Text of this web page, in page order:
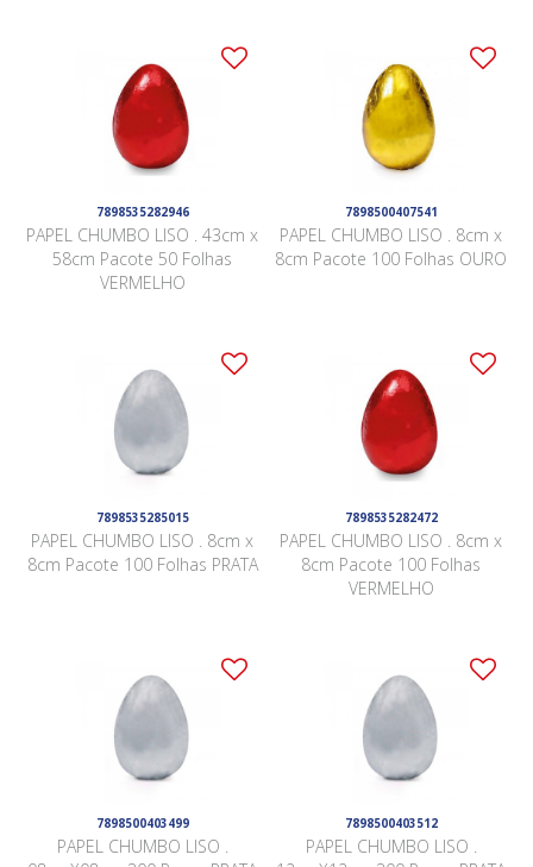
7898535282946
PAPEL CHUMBO LISO . 43cm x
58cm Pacote 50 Folhas
VERMELHO
7898500407541
PAPEL CHUMBO LISO . 8cm x
8cm Pacote 100 Folhas OURO
7898535285015
PAPEL CHUMBO LISO . 8cm x
8cm Pacote 100 Folhas PRATA
7898535282472
PAPEL CHUMBO LISO . 8cm x
8cm Pacote 100 Folhas
VERMELHO
7898500403499
PAPEL CHUMBO LISO .
7898500403512
PAPEL CHUMBO LISO .